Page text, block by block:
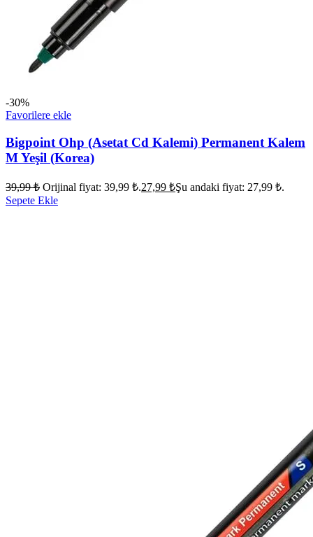
-30%
Favorilere ekle
Bigpoint Ohp (Asetat Cd Kalemi) Permanent Kalem
M Yeşil (Korea)
39,99₺ Orijinal fiyat: 39,99 ₺.27,99 ₺Şu andaki fiyat: 27,99 ₺.
Sepete Ekle